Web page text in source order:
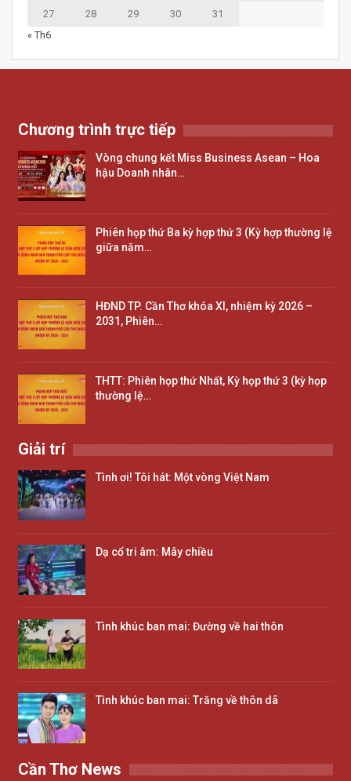
27 28 29 30
31
« Th6
Chương trình trực tiếp
Vòng chung kết Miss Business Asean – Hoa
hậu Doanh nhân…
Phiên họp thứ Ba kỳ hợp thứ 3 (Kỳ hợp thường lệ
giữa năm…
HĐND TP. Cần Thơ khóa XI, nhiệm kỳ 2026 –
2031, Phiên…
THTT: Phiên họp thứ Nhất, Kỳ họp thứ 3 (kỳ họp
thường lệ…
Giải trí
Tình ơi! Tôi hát: Một vòng Việt Nam
Dạ cổ tri âm: Mây chiều
Tình khúc ban mai: Đường về hai thôn
Tình khúc ban mai: Trăng về thôn dã
Cần Thơ News